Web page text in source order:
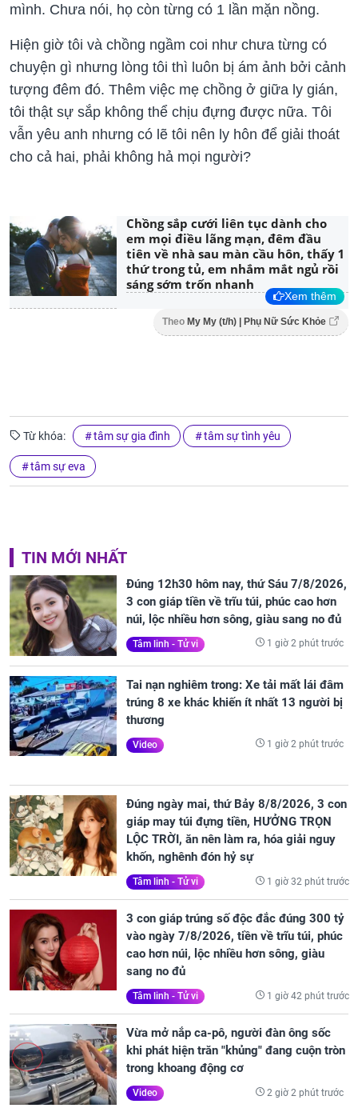
mình. Chưa nói, họ còn từng có 1 lần mặn nồng.
Hiện giờ tôi và chồng ngầm coi như chưa từng có
chuyện gì nhưng lòng tôi thì luôn bị ám ảnh bởi cảnh
tượng đêm đó. Thêm việc mẹ chồng ở giữa ly gián,
tôi thật sự sắp không thể chịu đựng được nữa. Tôi
vẫn yêu anh nhưng có lẽ tôi nên ly hôn để giải thoát
cho cả hai, phải không hả mọi người?
Chồng sắp cưới liên tục dành cho
em mọi điều lãng mạn, đêm đầu
tiên về nhà sau màn cầu hôn, thấy 1
thứ trong tủ, em nhắm mắt ngủ rồi
sáng sớm trốn nhanh
Xem thêm
Theo My My (t/h) | Phụ Nữ Sức Khỏe
Từ khóa: tâm sự gia đình tâm sự tình yêu
tâm sự eva
TIN MỚI NHẤT
Đúng 12h30 hôm nay, thứ Sáu 7/8/2026,
3 con giáp tiền về trĩu túi, phúc cao hơn
núi, lộc nhiều hơn sông, giàu sang no đủ
Tâm linh - Tử vi 1 giờ 2 phút trước
Tai nạn nghiêm trong: Xe tải mất lái đâm
trúng 8 xe khác khiến ít nhất 13 người bị
thương
Video 1 giờ 2 phút trước
Đúng ngày mai, thứ Bảy 8/8/2026, 3 con
giáp may túi đựng tiền, HƯỞNG TRỌN
LỘC TRỜI, ăn nên làm ra, hóa giải nguy
khốn, nghênh đón hỷ sự
Tâm linh - Tử vi 1 giờ 32 phút trước
3 con giáp trúng số độc đắc đúng 300 tỷ
vào ngày 7/8/2026, tiền về trĩu túi, phúc
cao hơn núi, lộc nhiều hơn sông, giàu
sang no đủ
Tâm linh - Tử vi 1 giờ 42 phút trước
Vừa mở nắp ca-pô, người đàn ông sốc
khi phát hiện trăn "khủng" đang cuộn tròn
trong khoang động cơ
Video 2 giờ 2 phút trước